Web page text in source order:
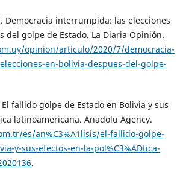
Democracia interrumpida: las elecciones
del golpe de Estado. La Diaria Opinión.
opinion/articulo/2020/7/democracia-
en-bolivia-despues-del-golpe-
fallido golpe de Estado en Bolivia y sus
latinoamericana. Anadolu Agency.
es/an%C3%A1lisis/el-fallido-golpe-
y-sus-efectos-en-la-pol%C3%ADtica-
.